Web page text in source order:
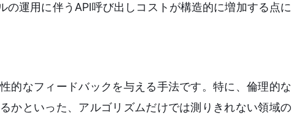
運用に伴うAPI呼び出しコストが構造的に増加する点に
的なフィードバックを与える手法です。特に、倫理的な
かといった、アルゴリズムだけでは測りきれない領域の